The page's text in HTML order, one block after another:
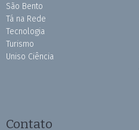
São Bento
Tá na Rede
Tecnologia
Turismo
Uniso Ciência
Contato